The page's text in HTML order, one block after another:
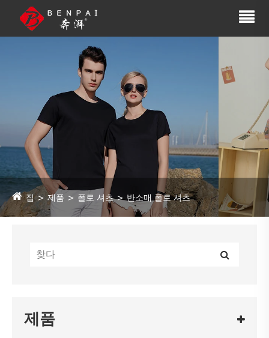
집 제품 폴로 셔츠 반소매 폴로 셔츠
제품